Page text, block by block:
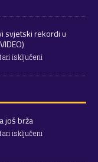
svjetski rekordi u
isključeni
još brža
isključeni